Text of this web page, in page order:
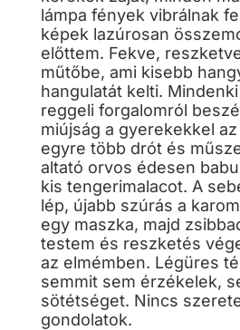
lámpa fények vibrálnak
képek lazúrosan
előttem. Fekve,
műtőbe, ami kisebb
hangulatát kelti.
reggeli forgalomról
miújság a gyerekekkel
egyre több drót és
altató orvos édesen
kis tengerimalacot. A
lép, újabb szúrás a
egy maszka, majd
testem és reszketés
az elmémben. Légüres
semmit sem érzékelek,
sötétséget. Nincs
gondolatok.